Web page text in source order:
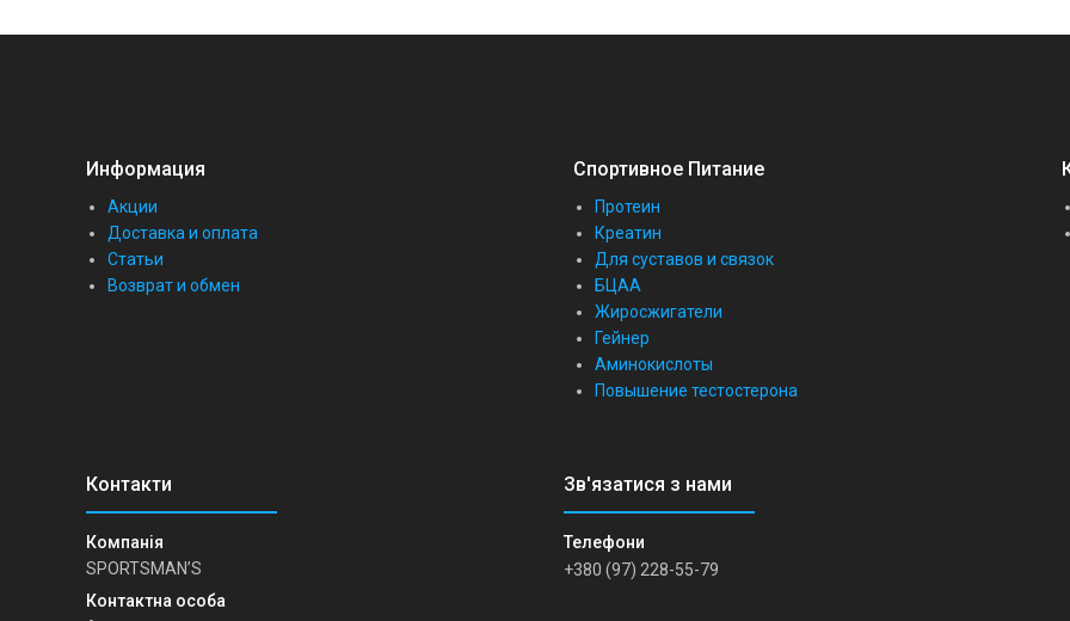
Информация
Акции
Доставка и оплата
Статьи
Возврат и обмен
Спортивное Питание
Протеин
Креатин
Для суставов и связок
БЦАА
Жиросжигатели
Гейнер
Аминокислоты
Повышение тестостерона
SPORTSMAN’S +380 (97) 228-55-79